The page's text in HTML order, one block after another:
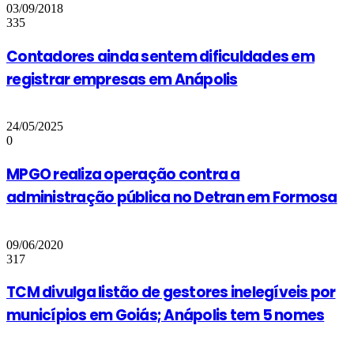
03/09/2018
335
Contadores ainda sentem dificuldades em
registrar empresas em Anápolis
24/05/2025
0
MPGO realiza operação contra a
administração pública no Detran em Formosa
09/06/2020
317
TCM divulga listão de gestores inelegíveis por
municípios em Goiás; Anápolis tem 5 nomes